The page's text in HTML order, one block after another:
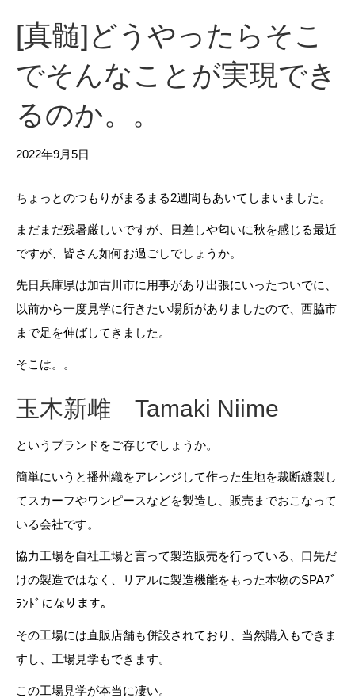
[真髄]どうやったらそこ
でそんなことが実現でき
るのか。。
2022年9月5日
ちょっとのつもりがまるまる2週間もあいてしまいました。
まだまだ残暑厳しいですが、日差しや匂いに秋を感じる最近
ですが、皆さん如何お過ごしでしょうか。
先日兵庫県は加古川市に用事があり出張にいったついでに、
以前から一度見学に行きたい場所がありましたので、西脇市
まで足を伸ばしてきました。
そこは。。
玉木新雌 Tamaki Niime
というブランドをご存じでしょうか。
簡単にいうと播州織をアレンジして作った生地を裁断縫製し
てスカーフやワンピースなどを製造し、販売までおこなって
いる会社です。
協力工場を自社工場と言って製造販売を行っている、口先だ
けの製造ではなく、リアルに製造機能をもった本物のSPAﾌﾞ
ﾗﾝﾄﾞになります。
その工場には直販店舗も併設されており、当然購入もできま
すし、工場見学もできます。
この工場見学が本当に凄い。